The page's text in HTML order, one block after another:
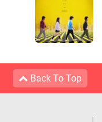
Back To Top